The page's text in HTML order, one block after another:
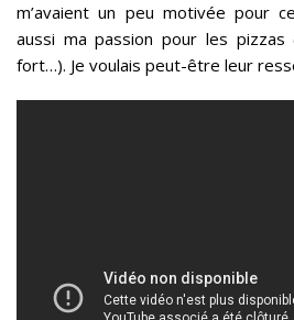
m’avaient un peu motivée pour
aussi ma passion pour les
fort…). Je voulais peut-être leur